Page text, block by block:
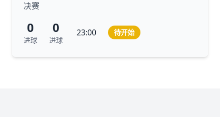
决赛
0
进球
0
进球
23:00 待开始